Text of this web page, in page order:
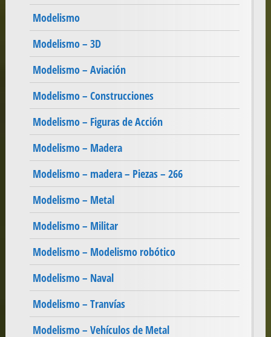
Modelismo
Modelismo – 3D
Modelismo – Aviación
Modelismo – Construcciones
Modelismo – Figuras de Acción
Modelismo – Madera
Modelismo – madera – Piezas – 266
Modelismo – Metal
Modelismo – Militar
Modelismo – Modelismo robótico
Modelismo – Naval
Modelismo – Tranvías
Modelismo – Vehículos de Metal